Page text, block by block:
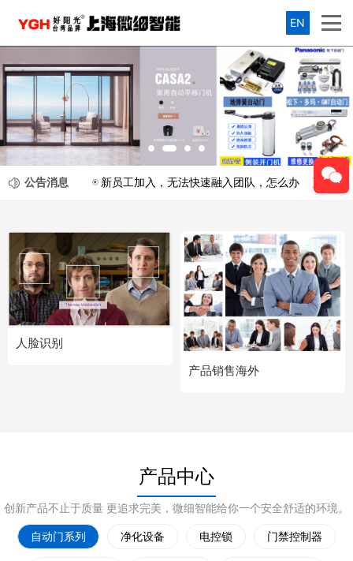
EN
公告消息 新员工加入，无法快速融入团队，怎么办？ 2020-
更多
人脸识别
产品销售海外
产品中心
创新产品不止于质量 更追求完美，微细智能给你一个安全舒适的环境。
自动门系列 净化设备 电控锁 门禁控制器